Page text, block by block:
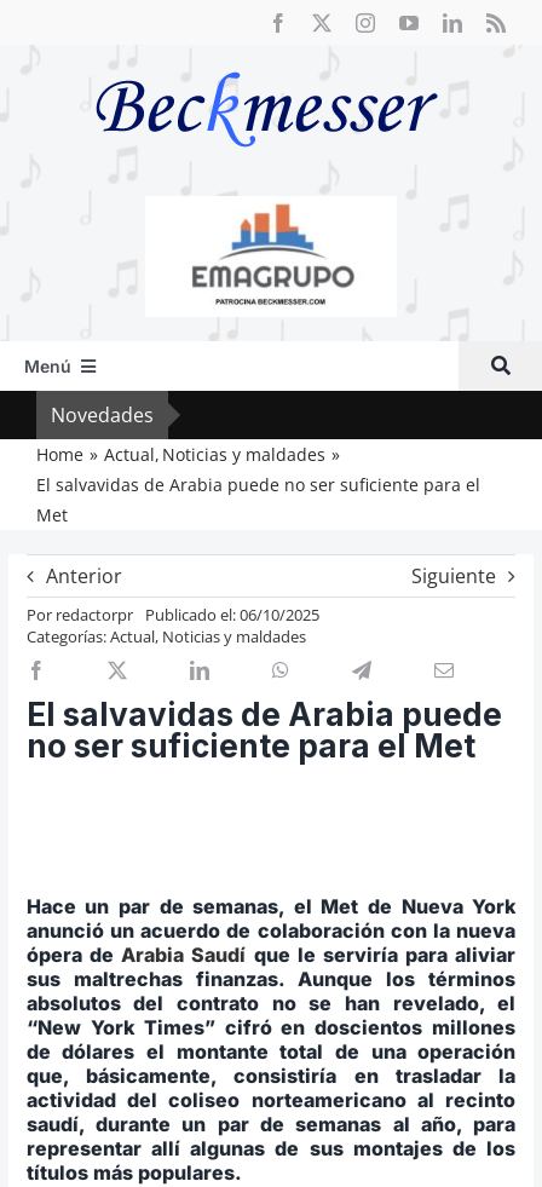
Menú
Inicio
Actual
Artículos
Previos de ópera
Entrevistas
Recomendación
Nosotros y privacidad
Novedades
Home Actual Noticias y maldades
El salvavidas de Arabia puede no ser suficiente para el
Met
Anterior Siguiente
Por redactorpr
Publicado el: 06/10/2025
Categorías:Actual, Noticias y maldades
El salvavidas de Arabia puede
no ser suficiente para el Met
Hace un par de semanas, el Met de Nueva York
anunció un acuerdo de colaboración con la nueva
ópera deArabia Saudí que le serviría para aliviar
sus maltrechas finanzas. Aunque los términos
absolutos del contrato no se han revelado, el
“New York Times” cifró en doscientos millones
de dólares el montante total de una operación
que, básicamente, consistiría en trasladar la
actividad del coliseo norteamericano al recinto
saudí, durante un par de semanas al año, para
representar allí algunas de sus montajes de los
títulos más populares.